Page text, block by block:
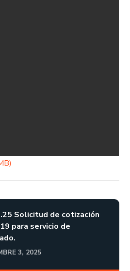
Solicitud de cotización
para servicio de
3, 2025